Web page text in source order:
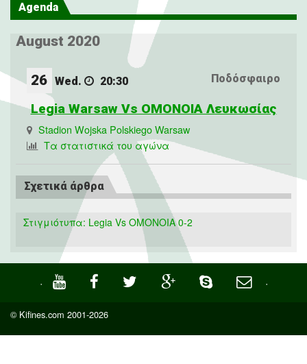
Agenda
August 2020
26 Wed. 20:30 Ποδόσφαιρο
Legia Warsaw Vs ΟΜΟΝΟΙΑ Λευκωσίας
Stadion Wojska Polskiego Warsaw
Τα στατιστικά του αγώνα
Σχετικά άρθρα
Στιγμιότυπα: Legia Vs ΟΜΟΝΟΙΑ 0-2
· ·
© Kifines.com 2001-2026